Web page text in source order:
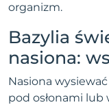
organizm.
Bazylia
nasiona:
Nasiona
pod osłonami lub